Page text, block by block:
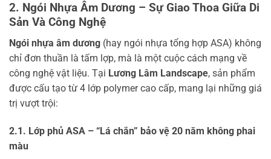
2. Ngói Nhựa Âm Dương – Sự Giao Thoa Giữa Di
Sản Và Công Nghệ
Ngói nhựa âm dương (hay ngói nhựa tổng hợp ASA) không
chỉ đơn thuần là tấm lợp, mà là một cuộc cách mạng về
công nghệ vật liệu. Tại Lương Lâm Landscape, sản phẩm
được cấu tạo từ 4 lớp polymer cao cấp, mang lại những giá
trị vượt trội:
2.1. Lớp phủ ASA – “Lá chắn” bảo vệ 20 năm không phai
màu